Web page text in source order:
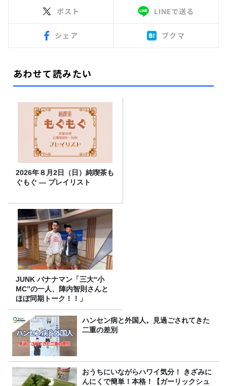
ポスト LINEで送る
シェア ブクマ
あわせて読みたい
2026年８月2日（日）純喫茶も
ぐもぐ ― プレイリスト
JUNK バナナマン「三大“小
MC”の一人、陣内智則さんと
ほぼ同期トーク！！」
ハンセン病と外国人。見過ごされてきた
二重の差別
おうちにいながらハワイ気分！ きざみに
んにくで簡単！本格！【ガーリックシュ